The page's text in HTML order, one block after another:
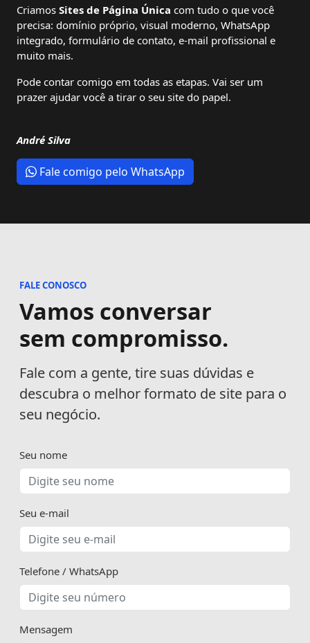
Criamos Sites de Página Única com tudo o que você
precisa: domínio próprio, visual moderno, WhatsApp
integrado, formulário de contato, e-mail profissional e
muito mais.
Pode contar comigo em todas as etapas. Vai ser um
prazer ajudar você a tirar o seu site do papel.
André Silva
Fale comigo pelo WhatsApp
FALE CONOSCO
Vamos conversar
sem compromisso.
Fale com a gente, tire suas dúvidas e
descubra o melhor formato de site para o
seu negócio.
Seu nome
Seu e-mail
Telefone / WhatsApp
Mensagem